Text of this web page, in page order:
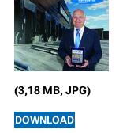
(3,18 MB, JPG)
DOWNLOAD